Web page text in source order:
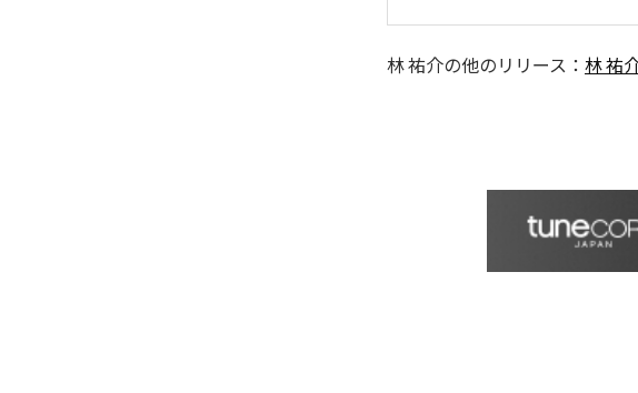
林 祐介の他のリリース： 林 祐